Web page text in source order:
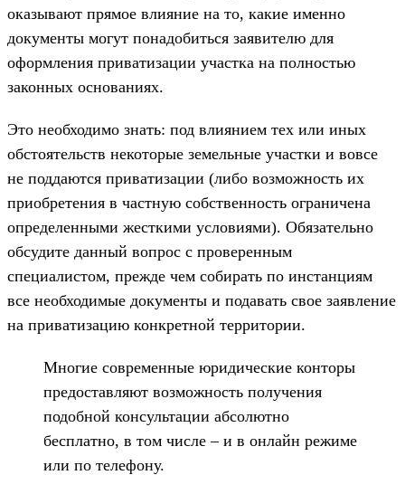
оказывают прямое влияние на то, какие именно
документы могут понадобиться заявителю для
оформления приватизации участка на полностью
законных основаниях.
Это необходимо знать: под влиянием тех или иных
обстоятельств некоторые земельные участки и вовсе
не поддаются приватизации (либо возможность их
приобретения в частную собственность ограничена
определенными жесткими условиями). Обязательно
обсудите данный вопрос с проверенным
специалистом, прежде чем собирать по инстанциям
все необходимые документы и подавать свое заявление
на приватизацию конкретной территории.
Многие современные юридические конторы
предоставляют возможность получения
подобной консультации абсолютно
бесплатно, в том числе – и в онлайн режиме
или по телефону.